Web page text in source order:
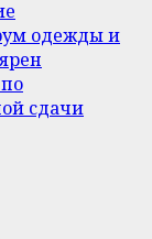
одежды и
сдачи